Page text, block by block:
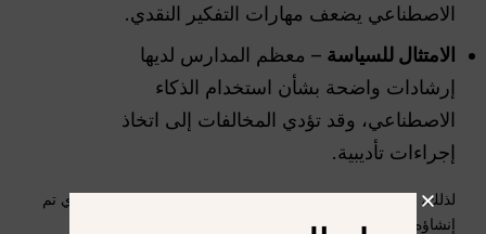
الاصطناعي يضعف مهارات التفكير النقدي.
الامتثال للسياسة – معظم المدارس لديها
إرشادات واضحة بشأن استخدام الذكاء
الاصطناعي، وقد تؤدي المخالفات إلى اتخاذ
إجراءات تأديبية.
لذلك، يجب على الطلاب دائمًا النظر في ما إذا كان المحتوى الذي تم
إنشاؤه بواسطة ChatGPT مناسبًا للاستخدام المباشر.